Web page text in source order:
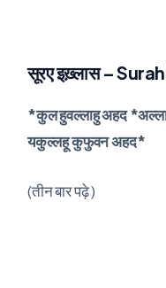
सूरए इख़्लास –
*कुल हुवल्लाहु अहद
यकुल्लहू कुफुवन अहद*
(तीन बार पढ़े )